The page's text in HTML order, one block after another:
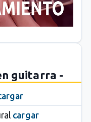
guitarra -
cargar